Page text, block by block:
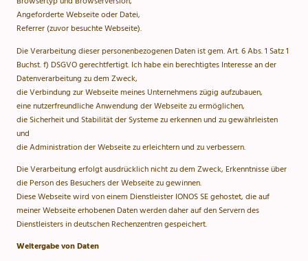
Angeforderte Webseite oder Datei,
Referrer (zuvor besuchte Webseite).
Die Verarbeitung dieser personenbezogenen Daten ist gem. Art. 6 Abs. 1 Satz 1
Buchst. f) DSGVO gerechtfertigt. Ich habe ein berechtigtes Interesse an der
Datenverarbeitung zu dem Zweck,
die Verbindung zur Webseite meines Unternehmens zügig aufzubauen,
eine nutzerfreundliche Anwendung der Webseite zu ermöglichen,
die Sicherheit und Stabilität der Systeme zu erkennen und zu gewährleisten
und
die Administration der Webseite zu erleichtern und zu verbessern.
Die Verarbeitung erfolgt ausdrücklich nicht zu dem Zweck, Erkenntnisse über
die Person des Besuchers der Webseite zu gewinnen.
Diese Webseite wird von einem Dienstleister IONOS SE gehostet, die auf
meiner Webseite erhobenen Daten werden daher auf den Servern des
Dienstleisters in deutschen Rechenzentren gespeichert.
Weitergabe von Daten